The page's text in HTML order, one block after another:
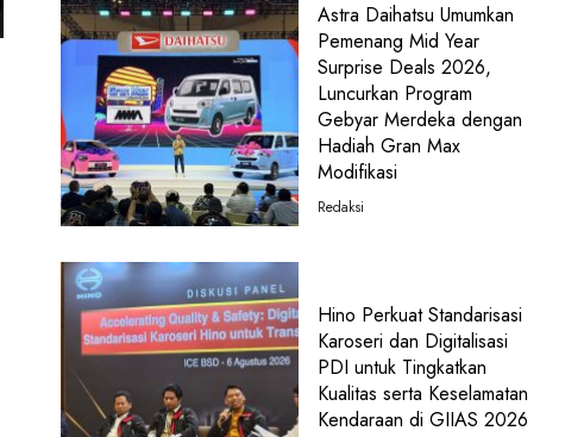
Astra Daihatsu Umumkan
Pemenang Mid Year
Surprise Deals 2026,
Luncurkan Program
Gebyar Merdeka dengan
Hadiah Gran Max
Modifikasi
Redaksi
Hino Perkuat Standarisasi
Karoseri dan Digitalisasi
PDI untuk Tingkatkan
Kualitas serta Keselamatan
Kendaraan di GIIAS 2026